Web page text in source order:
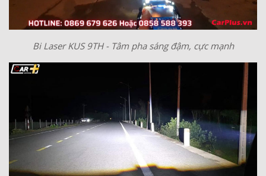
Bi Laser KUS 9TH - Tâm pha sáng đậm, cực mạnh